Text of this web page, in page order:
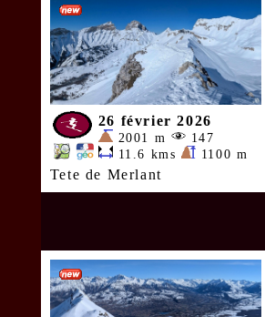
26 février 2026
2001 m
147
11.6 kms
1100 m
Tete de Merlant